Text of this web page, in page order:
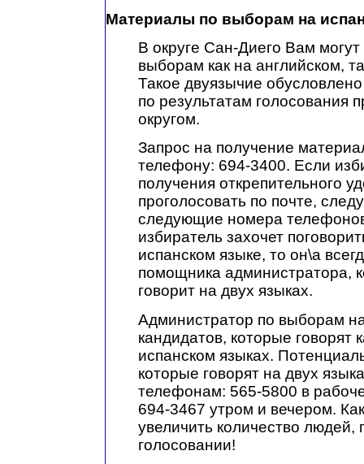
Материалы по выборам на
В округе Сан-Диего Вам
выборам как на английском,
Такое двуязычие
по результатам голосования
округом.
Запрос на получение
телефону: 694-3400. Если
получения открепительного
проголосовать по почте,
следующие номера
избиратель захочет
испанском языке, то он\а
помощника администратора,
говорит на двух языках.
Администратор по выборам
кандидатов, которые говорят
испанском языках.
которые говорят на двух
телефонам: 565-5800 в
694-3467 утром и вечером.
увеличить количество
голосовании!